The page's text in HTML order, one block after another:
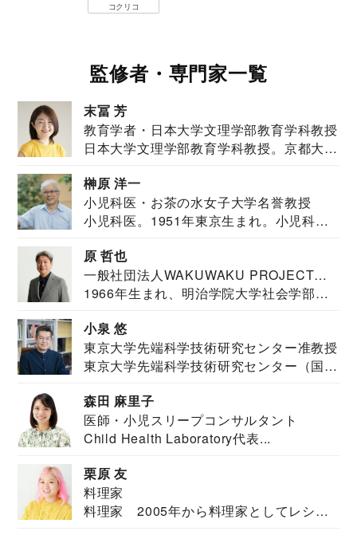
コクリコ
監修者・専門家一覧
末冨 芳
教育学者・日本大学文理学部教育学科教授
日本大学文理学部教育学科教授。京都大学
榊原 洋一
小児科医・お茶の水女子大学名誉教授
小児科医。1951年東京生まれ。小児科
原 哲也
一般社団法人WAKUWAKU PROJECT
JAPAN代表・言語聴覚士・社会福祉士
1966年生まれ、明治学院大学社会学部福
小泉 悠
東京大学先端科学技術研究センター准教授
東京大学先端科学技術研究センター（国際
森田 麻里子
医師・小児スリープコンサルタント
Child Health Laboratory代表...
栗原 友
料理家
料理家 2005年から料理家としてレシピ